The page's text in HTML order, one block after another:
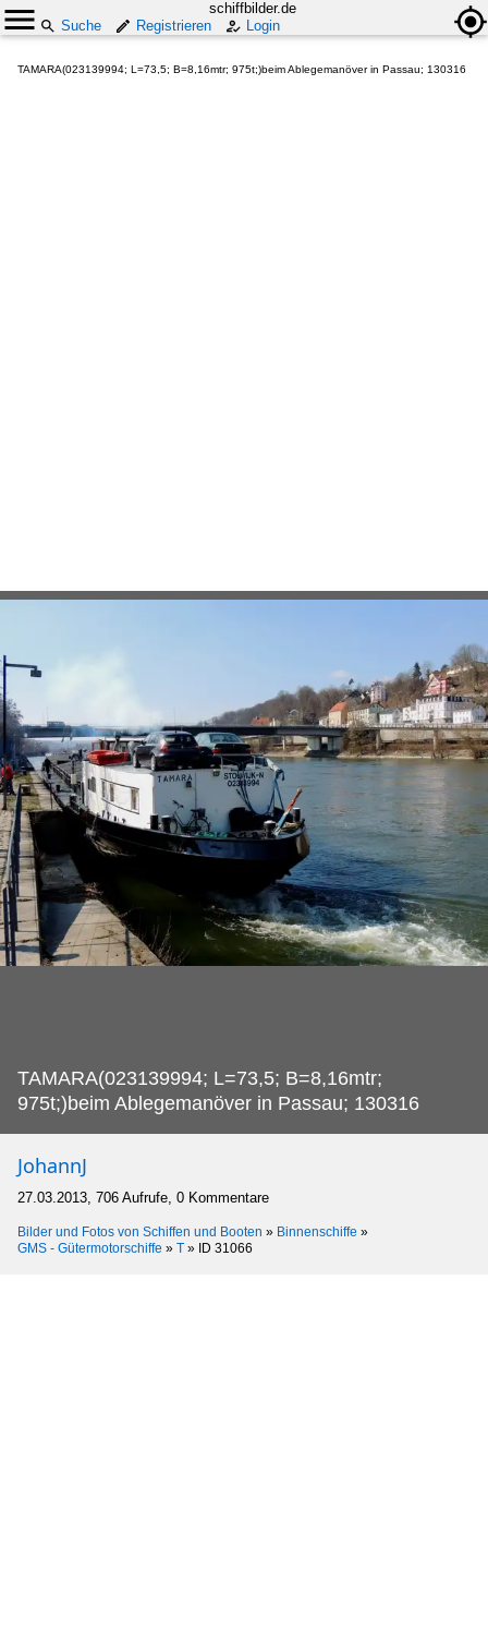
schiffbilder.de
Suche
Registrieren Login
TAMARA(023139994; L=73,5; B=8,16mtr; 975t;)beim Ablegemanöver in Passau; 130316
TAMARA(023139994; L=73,5; B=8,16mtr;
975t;)beim Ablegemanöver in Passau; 130316
JohannJ
27.03.2013, 706 Aufrufe, 0 Kommentare
Bilder und Fotos von Schiffen und Booten » Binnenschiffe »
GMS - Gütermotorschiffe » T » ID 31066